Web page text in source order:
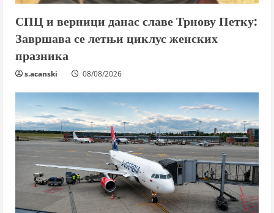
СПЦ и верници данас славе Трнову Петку:
Завршава се летњи циклус женских
празника
s.acanski 08/08/2026